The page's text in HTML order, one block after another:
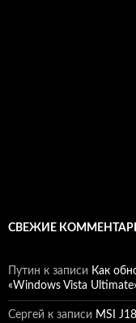
СВЕЖИЕ
Путин к записи Как
«Windows Vista
Сергей к записи MSI